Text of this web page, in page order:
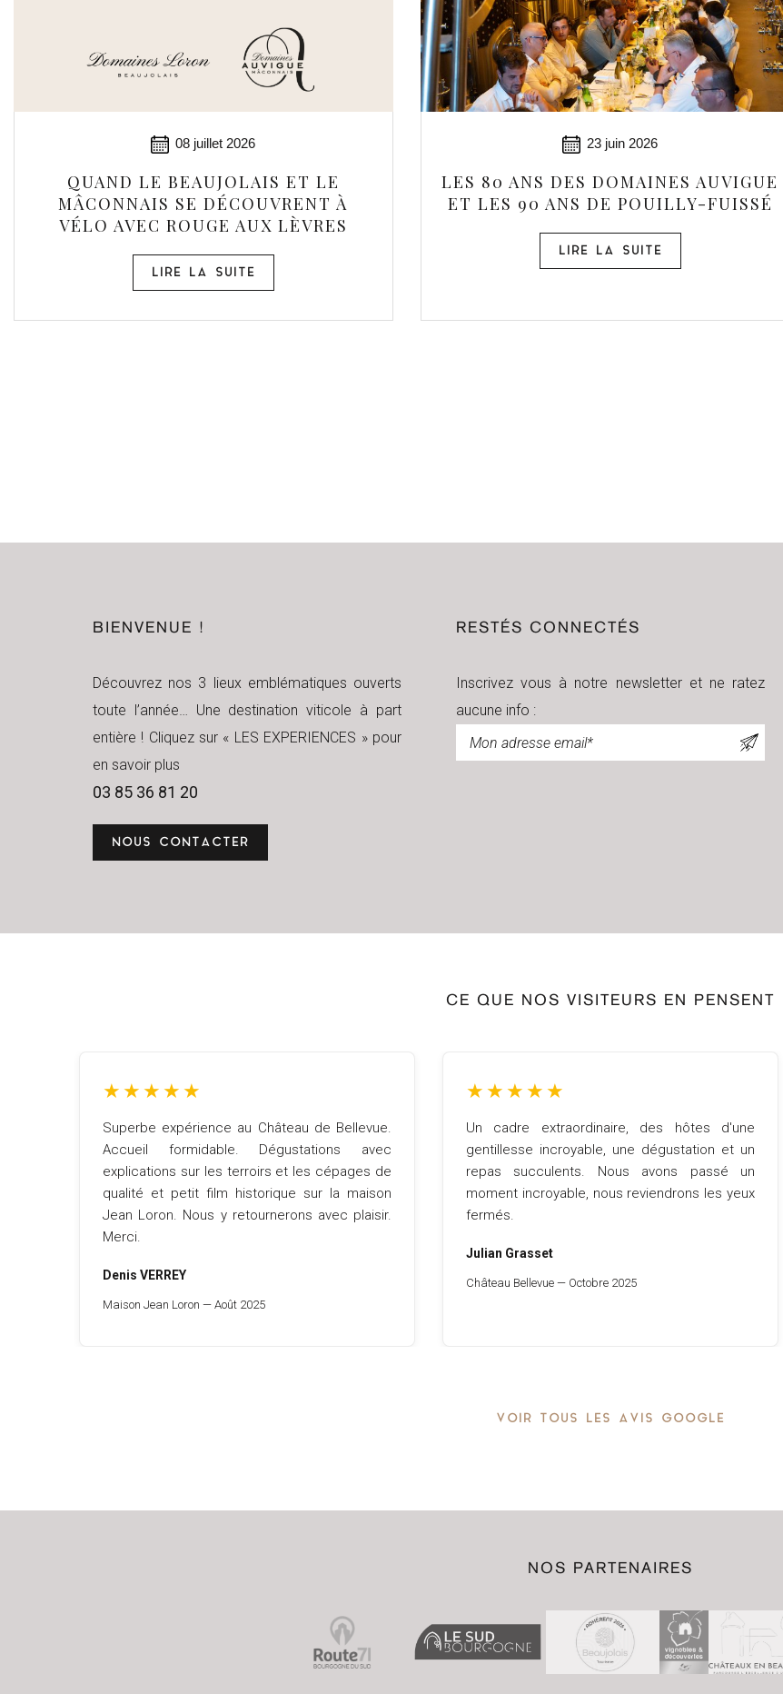
08 juillet 2026
QUAND LE BEAUJOLAIS ET LE
MÂCONNAIS SE DÉCOUVRENT À
VÉLO AVEC ROUGE AUX LÈVRES
LIRE LA SUITE
23 juin 2026
LES 80 ANS DES DOMAINES AUVIGUE
ET LES 90 ANS DE POUILLY-FUISSÉ
LIRE LA SUITE
BIENVENUE !
Découvrez nos 3 lieux emblématiques ouverts
toute l’année… Une destination viticole à part
entière ! Cliquez sur « LES EXPERIENCES » pour
en savoir plus
03 85 36 81 20
NOUS CONTACTER
RESTÉS CONNECTÉS
Inscrivez vous à notre newsletter et ne ratez
aucune info :
CE QUE NOS VISITEURS EN PENSENT
★ ★ ★ ★ ★
Superbe expérience au Château de Bellevue.
Accueil formidable. Dégustations avec
explications sur les terroirs et les cépages de
qualité et petit film historique sur la maison
Jean Loron. Nous y retournerons avec plaisir.
Merci.
Denis VERREY
Maison Jean Loron — Août 2025
★ ★ ★ ★ ★
Un cadre extraordinaire, des hôtes d'une
gentillesse incroyable, une dégustation et un
repas succulents. Nous avons passé un
moment incroyable, nous reviendrons les yeux
fermés.
Julian Grasset
Château Bellevue — Octobre 2025
VOIR TOUS LES AVIS GOOGLE
NOS PARTENAIRES